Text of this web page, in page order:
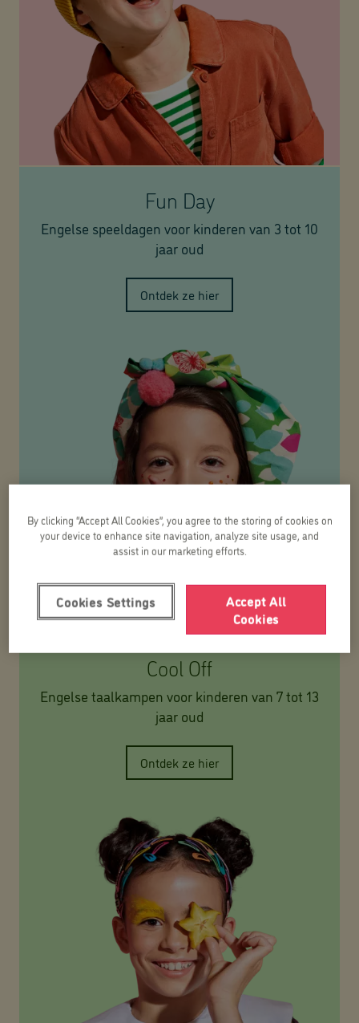
Fun Day
Engelse speeldagen voor kinderen van 3 tot 10
jaar oud
Ontdek ze hier
Cool Off
Engelse taalkampen voor kinderen van 7 tot 13
jaar oud
Ontdek ze hier
By clicking “Accept All Cookies”, you agree to the storing of cookies on
your device to enhance site navigation, analyze site usage, and
assist in our marketing efforts.
Accept All
Cookies
Cookies Settings